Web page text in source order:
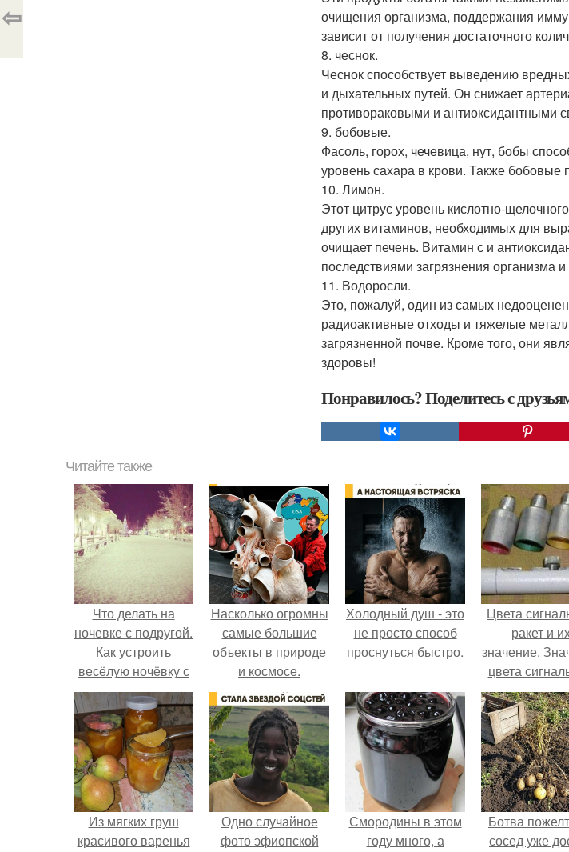
очищения организма, поддержания
зависит от получения достаточного
8. чеснок.
Чеснок способствует выведению
и дыхательных путей. Он снижает
противораковыми и антиоксидантными
9. бобовые.
Фасоль, горох, чечевица, нут, бобы
уровень сахара в крови. Также бобовые
10. Лимон.
Этот цитрус уровень кислотно-
других витаминов, необходимых для
очищает печень. Витамин с и
последствиями загрязнения организма
11. Водоросли.
Это, пожалуй, один из самых
радиоактивные отходы и тяжелые
загрязненной почве. Кроме того, они
здоровы!
Понравилось? Поделитесь с
⇦
Читайте также
Что делать на
ночевке с подругой.
Как устроить
весёлую ночёвку с
подружками
Насколько огромны
самые большие
объекты в природе
и космосе.
Холодный душ - это
не просто способ
проснуться быстро.
Цвета
ракет и
значение.
цвета
патронов и
вдруг
Из мягких груш
красивого варенья
Одно случайное
фото эфиопской
Смородины в этом
году много, а
Ботва
сосед уже